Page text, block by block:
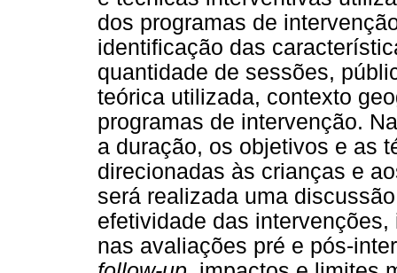
dos programas de
identificação das
quantidade de sessões,
teórica utilizada, contexto
programas de intervenção.
a duração, os objetivos e as
direcionadas às crianças e
será realizada uma
efetividade das
nas avaliações pré e pós-